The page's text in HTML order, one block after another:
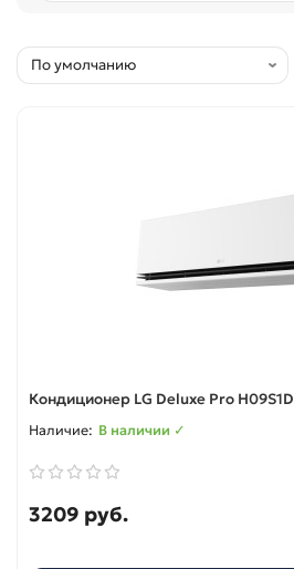
Кондиционер LG Deluxe Pro H09S1D
В наличии ✓
3209 руб.